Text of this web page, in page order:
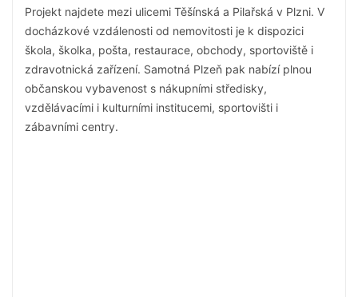
Projekt najdete mezi ulicemi Těšínská a Pilařská v Plzni. V
docházkové vzdálenosti od nemovitosti je k dispozici
škola, školka, pošta, restaurace, obchody, sportoviště i
zdravotnická zařízení. Samotná Plzeň pak nabízí plnou
občanskou vybavenost s nákupními středisky,
vzdělávacími i kulturními institucemi, sportovišti i
zábavními centry.